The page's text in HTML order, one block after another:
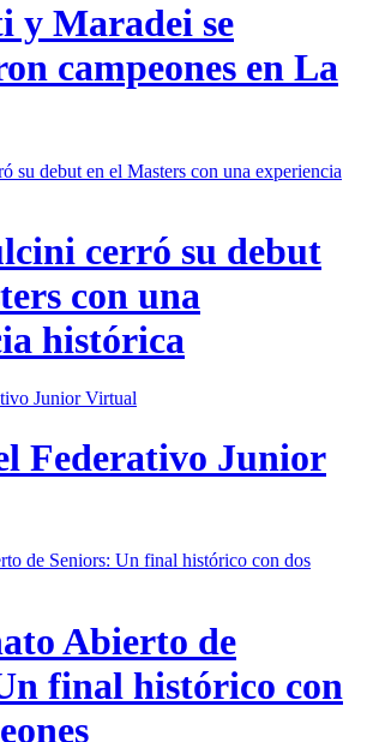
y Maradei se
campeones en La
cerró su debut
con una
histórica
Federativo Junior
Abierto de
final histórico con